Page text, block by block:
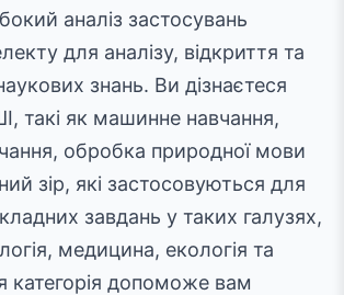
аналіз застосувань
для аналізу, відкриття та
знань. Ви дізнаєтеся
такі як машинне навчання,
обробка природної мови
зір, які застосовуються для
завдань у таких галузях,
медицина, екологія та
категорія допоможе вам